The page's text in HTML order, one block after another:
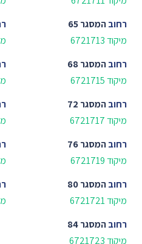
רחובהמסגר 65
מיקוד 6721713
רחובהמסגר 68
מיקוד 6721715
רחובהמסגר 72
מיקוד 6721717
רחובהמסגר 76
מיקוד 6721719
רחובהמסגר 80
מיקוד 6721721
רחובהמסגר 84
מיקוד 6721723